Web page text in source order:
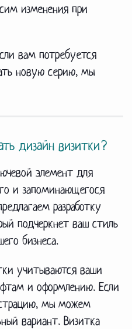
изменения при
вам потребуется
новую серию, мы
дизайн визитки?
элемент для
и запоминающегося
разработку
подчеркнет ваш стиль
бизнеса.
учитываются ваши
и оформлению. Если
мы можем
вариант. Визитка